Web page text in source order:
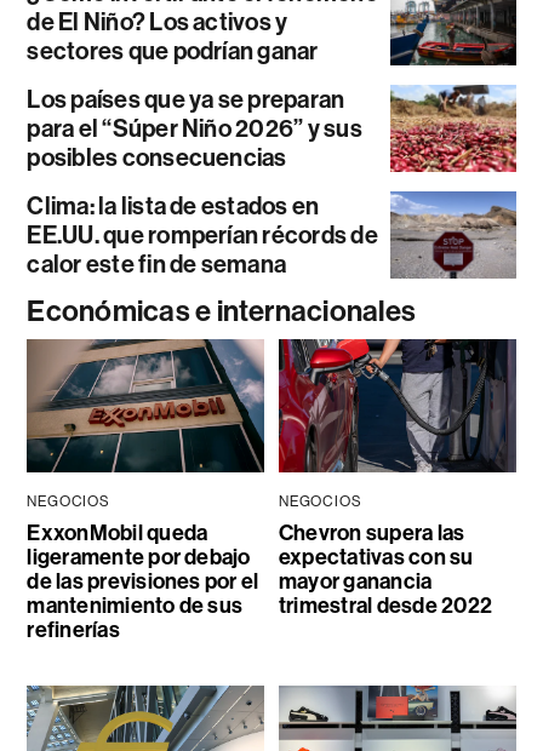
de El Niño? Los activos y
sectores que podrían ganar
Los países que ya se preparan
para el “Súper Niño 2026” y sus
posibles consecuencias
Clima: la lista de estados en
EE.UU. que romperían récords de
calor este fin de semana
Económicas e internacionales
NEGOCIOS
ExxonMobil queda
ligeramente por debajo
de las previsiones por el
mantenimiento de sus
refinerías
NEGOCIOS
Chevron supera las
expectativas con su
mayor ganancia
trimestral desde 2022